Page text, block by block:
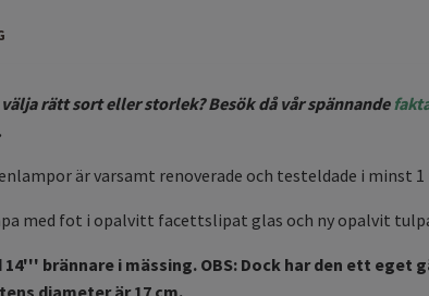
rätt sort eller storlek? Besök då vår spännande
är varsamt renoverade och testeldade i minst
med fot i opalvitt facettslipat glas och ny opalvit
brännare i mässing. OBS: Dock har den ett
diameter är 17 cm.